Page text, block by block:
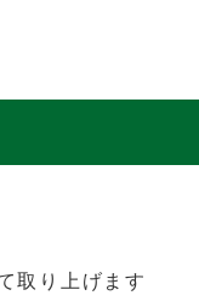
取り上げます